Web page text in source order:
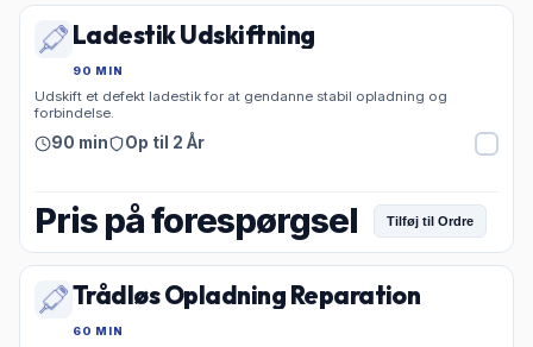
Ladestik Udskiftning
90 MIN
Udskift et defekt ladestik for at gendanne stabil opladning og
forbindelse.
90 min Op til 2 År
Pris på forespørgsel Tilføj til Ordre
Trådløs Opladning Reparation
60 MIN